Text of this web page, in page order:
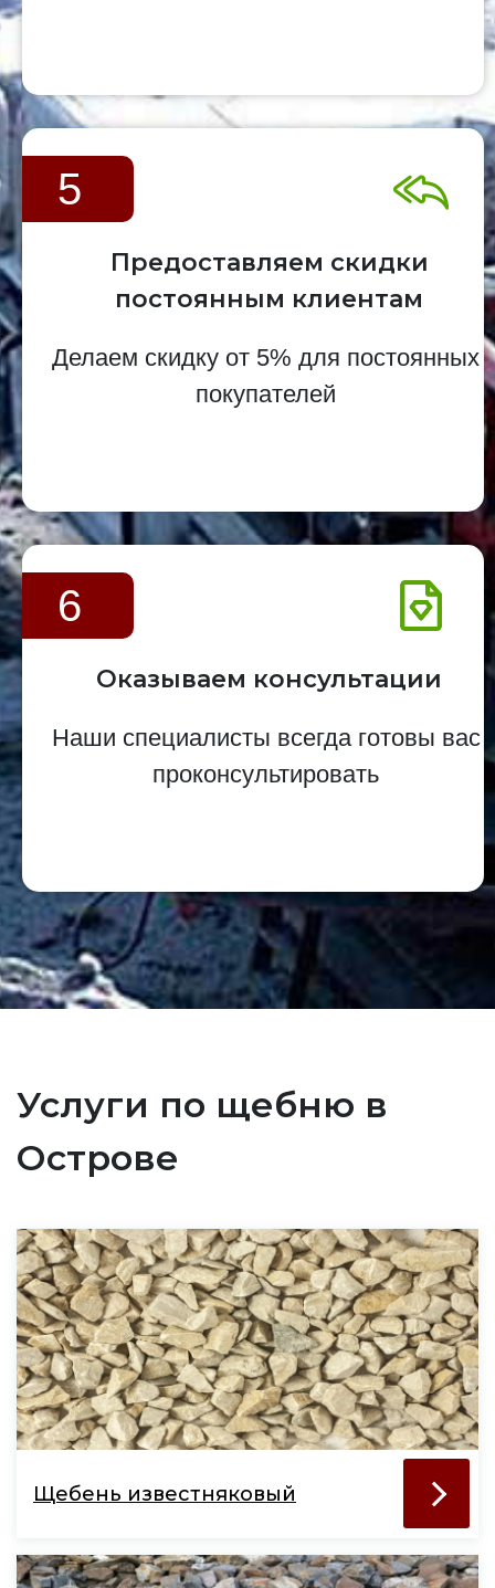
5
Предоставляем скидки
постоянным клиентам
Делаем скидку от 5% для постоянных
покупателей
6
Оказываем консультации
Наши специалисты всегда готовы вас
проконсультировать
Услуги по щебню в
Острове
Щебень известняковый